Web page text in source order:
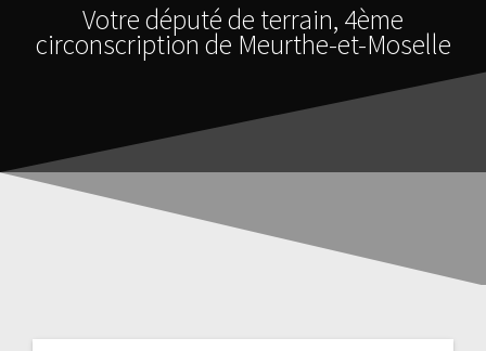
Votre député de terrain, 4ème
circonscription de Meurthe-et-Moselle